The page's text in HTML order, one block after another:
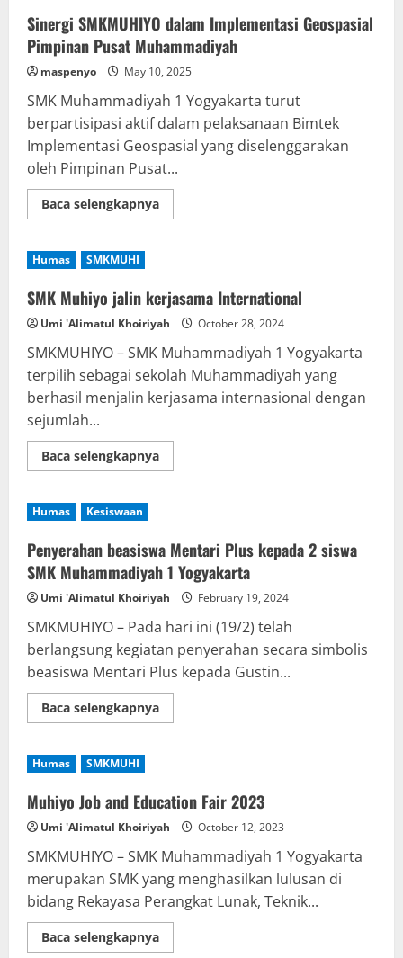
Sinergi SMKMUHIYO dalam Implementasi Geospasial
Pimpinan Pusat Muhammadiyah
maspenyo May 10, 2025
SMK Muhammadiyah 1 Yogyakarta turut
berpartisipasi aktif dalam pelaksanaan Bimtek
Implementasi Geospasial yang diselenggarakan
oleh Pimpinan Pusat...
Baca selengkapnyaRead
more
Geospasial
Pimpinan
Pusat
Muhammadiyah
Humas SMKMUHI
SMK Muhiyo jalin kerjasama International
Umi 'Alimatul Khoiriyah October 28, 2024
SMKMUHIYO – SMK Muhammadiyah 1 Yogyakarta
terpilih sebagai sekolah Muhammadiyah yang
berhasil menjalin kerjasama internasional dengan
sejumlah...
Baca selengkapnyaRead
more
International
Humas Kesiswaan
Penyerahan beasiswa Mentari Plus kepada 2 siswa
SMK Muhammadiyah 1 Yogyakarta
Umi 'Alimatul Khoiriyah February 19, 2024
SMKMUHIYO – Pada hari ini (19/2) telah
berlangsung kegiatan penyerahan secara simbolis
beasiswa Mentari Plus kepada Gustin...
Baca selengkapnyaRead
more
kepada
2
siswa
SMK
1
Yogyakarta
Humas SMKMUHI
Muhiyo Job and Education Fair 2023
Umi 'Alimatul Khoiriyah October 12, 2023
SMKMUHIYO – SMK Muhammadiyah 1 Yogyakarta
merupakan SMK yang menghasilkan lulusan di
bidang Rekayasa Perangkat Lunak, Teknik...
Baca selengkapnyaRead
more